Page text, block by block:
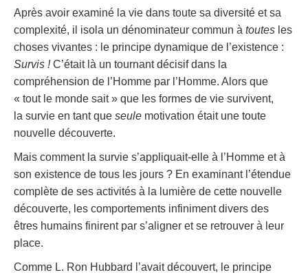
Après avoir examiné la vie dans toute sa diversité et sa
complexité, il isola un dénominateur commun à toutes les
choses vivantes : le principe dynamique de l’existence :
Survis !C’était là un tournant décisif dans la
compréhension de l’Homme par l’Homme. Alors que
« tout le monde sait » que les formes de vie survivent,
la survie en tant que seule motivation était une toute
nouvelle découverte.
Mais comment la survie s’appliquait-elle à l’Homme et à
son existence de tous les jours ? En examinant l’étendue
complète de ses activités à la lumière de cette nouvelle
découverte, les comportements infiniment divers des
êtres humains finirent par s’aligner et se retrouver à leur
place.
Comme L. Ron Hubbard l’avait découvert, le principe